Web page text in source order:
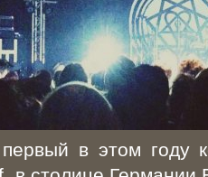
первый в этом году